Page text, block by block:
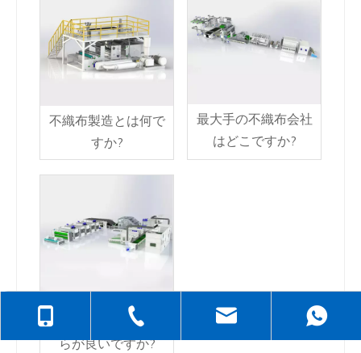
不織布製造とは何で
すか?
最大手の不織布会社
はどこですか?
織布と不織布、どち
らが良いですか?
+86-138-6499-6670+86-512-5258-1232